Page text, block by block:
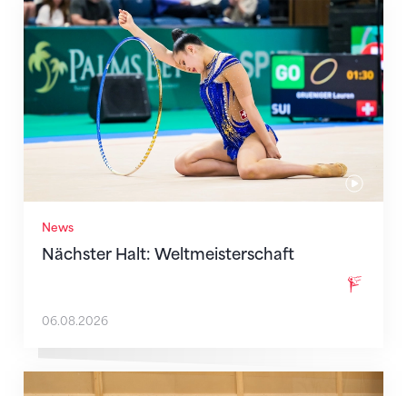
News
Nächster Halt: Weltmeisterschaft
Nächster Halt: Weltmeisterschaft
06.08.2026
Mit klaren Zielen nach Zagreb